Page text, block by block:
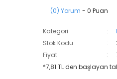
(0) Yorum - 0 Puan
Kategori
Stok Kodu
Fiyat
*7,81 TL den başlayan